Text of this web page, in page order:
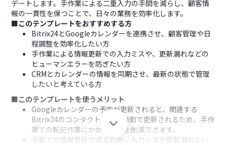
デートします。手作業による二重入力の手間を減らし、顧客情
報の一貫性を保つことで、日々の業務を効率化します。
■このテンプレートをおすすめする方
Bitrix24とGoogleカレンダーを連携させ、顧客管理や日
程調整を効率化したい方
手作業による情報更新での入力ミスや、更新漏れなどの
ヒューマンエラーを防ぎたい方
CRMとカレンダーの情報を同期させ、最新の状態で管理
したいと考えている方
■このテンプレートを使うメリット
Googleカレンダーの予定が更新されると、関連する
Bitrix24のコンタクト情報が自動で更新されるため、手作
業での転記作業にかかる時間を削減できます。
手動での情報更新が減るため、入力ミスや更新漏れとい